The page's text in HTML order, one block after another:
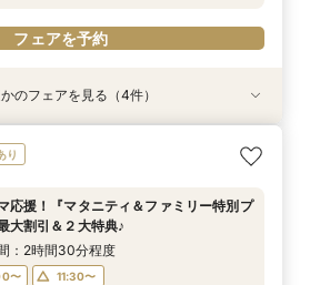
フェアを予約
り
重視オススメ◎】人気ドレス２５万円
特典×無料試食付
〜
11:30〜
〜
16:00〜
婚応援】来館でヘアコスメ＆1万円ギフ
特典・試食フェア
〜
11:30〜
〜
16:00〜
り
スメ◎英国伝統の大聖堂チャペル*最大
割引×来館特典ギフト券１万円
〜
11:30〜
〜
16:00〜
り
婚人気NO.1】愛犬と誓うリングドッグ演
食フェア*最大15大特典付き
〜
11:30〜
〜
16:00〜
のフェアを見る（4件）
り
応援！『マタニティ＆ファミリー特別プ
大割引＆２大特典♪
：2時間30分程度
〜
11:30〜